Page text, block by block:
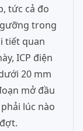
tức cả đo
trong
tiết quan
ICP điện
20 mm
mở đầu
lúc nào